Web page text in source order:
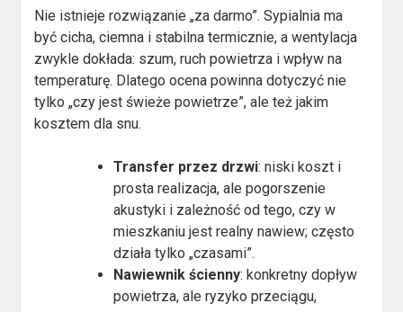
Nie istnieje rozwiązanie „za darmo”. Sypialnia ma
być cicha, ciemna i stabilna termicznie, a wentylacja
zwykle dokłada: szum, ruch powietrza i wpływ na
temperaturę. Dlatego ocena powinna dotyczyć nie
tylko „czy jest świeże powietrze”, ale też jakim
kosztem dla snu.
Transfer przez drzwi: niski koszt i
prosta realizacja, ale pogorszenie
akustyki i zależność od tego, czy w
mieszkaniu jest realny nawiew; często
działa tylko „czasami”.
Nawiewnik ścienny: konkretny dopływ
powietrza, ale ryzyko przeciągu,